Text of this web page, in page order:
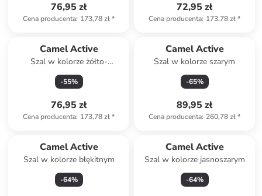
76,95 zł
Cena producenta: 173,78 zł*
72,95 zł
Cena producenta: 173,78 zł*
Camel Active
Szal w kolorze żółto-
oliwkowym
-55%
76,95 zł
Cena producenta: 173,78 zł*
Camel Active
Szal w kolorze szarym
-65%
89,95 zł
Cena producenta: 260,78 zł*
Camel Active
Szal w kolorze błękitnym
-64%
Camel Active
Szal w kolorze jasnoszarym
-64%